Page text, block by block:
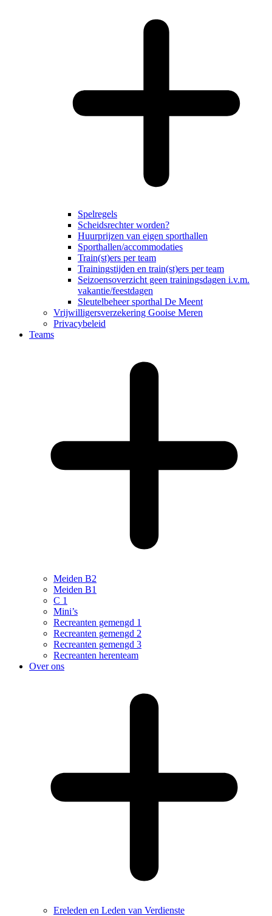
Spelregels
Scheidsrechter worden?
Huurprijzen van eigen sporthallen
Sporthallen/accommodaties
Train(st)ers per team
Trainingstijden en train(st)ers per team
Seizoensoverzicht geen trainingsdagen i.v.m.
vakantie/feestdagen
Sleutelbeheer sporthal De Meent
Vrijwilligersverzekering Gooise Meren
Privacybeleid
Teams
Meiden B2
Meiden B1
C 1
Mini’s
Recreanten gemengd 1
Recreanten gemengd 2
Recreanten gemengd 3
Recreanten herenteam
Over ons
Ereleden en Leden van Verdienste